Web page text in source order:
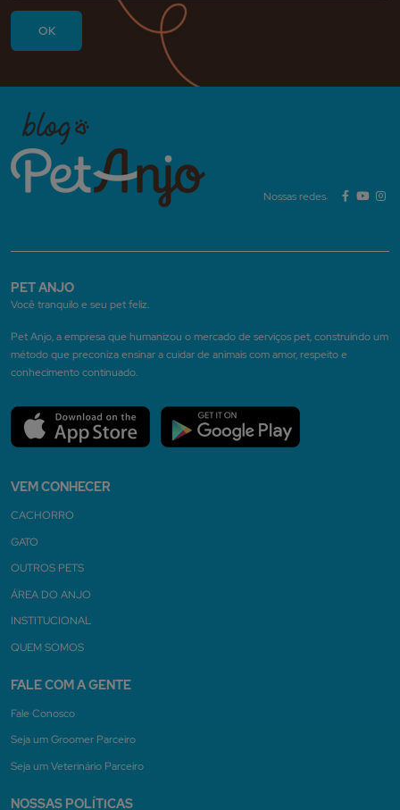
Nossas redes:
PET ANJO
Você tranquilo e seu pet feliz.
Pet Anjo, a empresa que humanizou o mercado de serviços pet, construindo um
método que preconiza ensinar a cuidar de animais com amor, respeito e
conhecimento continuado.
VEM CONHECER
CACHORRO
GATO
OUTROS PETS
ÁREA DO ANJO
INSTITUCIONAL
QUEM SOMOS
FALE COM A GENTE
Fale Conosco
Seja um Groomer Parceiro
Seja um Veterinário Parceiro
NOSSAS POLÍTICAS